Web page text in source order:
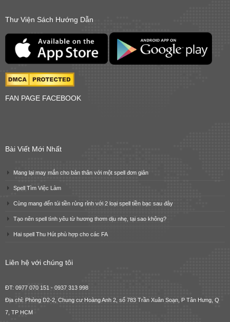
Thư Viện Sách Hướng Dẫn
FAN PAGE FACEBOOK
Bài Viết Mới Nhất
Mang lại may mắn cho bản thân với một spell đơn giản
Spell Tìm Việc Làm
Cùng mang đến túi tiền rủng rỉnh với 2 loại spell tiền bạc sau đây
Tạo nên spell tình yêu từ hương thơm dịu nhẹ, tại sao không?
Hai spell Thu Hút phù hợp cho các FA
Liên hệ với chúng tôi
ĐT: 0977 070 151 - 0937 313 998
Địa chỉ: Phòng D2-2, Chung cư Hoàng Anh 2, số 783 Trần Xuân Soạn, P Tân Hưng, Q
7, TP HCM